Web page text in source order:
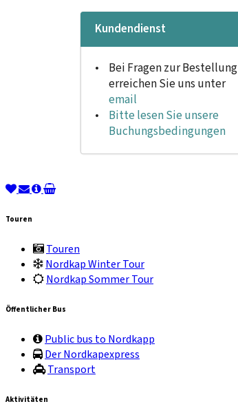
Kundendienst
Bei Fragen zur Bestellung
erreichen Sie uns unter
email
Bitte lesen Sie unsere
Buchungsbedingungen
Touren
Touren
Nordkap Winter Tour
Nordkap Sommer Tour
Öffentlicher Bus
Public bus to Nordkapp
Der Nordkapexpress
Transport
Aktivitäten